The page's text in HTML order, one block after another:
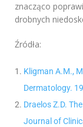
znacząco
drobnych
Źródła:
Kligman A.M.,
Dermatology.
Draelos Z.D.
Journal of